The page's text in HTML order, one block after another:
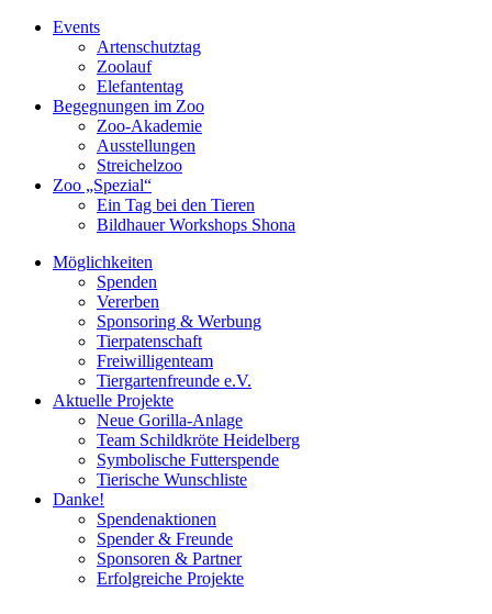
Events
Artenschutztag
Zoolauf
Elefantentag
Begegnungen im Zoo
Zoo-Akademie
Ausstellungen
Streichelzoo
Zoo „Spezial“
Ein Tag bei den Tieren
Bildhauer Workshops Shona
Möglichkeiten
Spenden
Vererben
Sponsoring & Werbung
Tierpatenschaft
Freiwilligenteam
Tiergartenfreunde e.V.
Aktuelle Projekte
Neue Gorilla-Anlage
Team Schildkröte Heidelberg
Symbolische Futterspende
Tierische Wunschliste
Danke!
Spendenaktionen
Spender & Freunde
Sponsoren & Partner
Erfolgreiche Projekte